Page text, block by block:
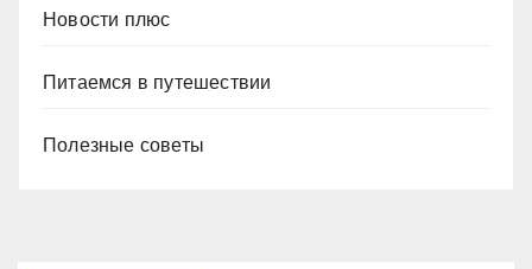
Новости плюс
Питаемся в путешествии
Полезные советы